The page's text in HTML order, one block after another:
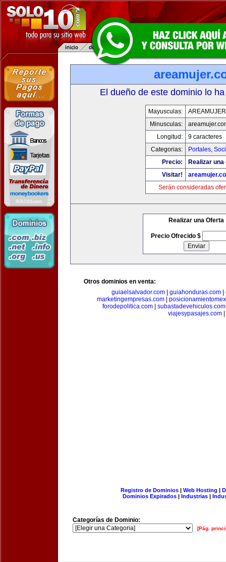
El dueño de este dominio lo
Mayusculas:
Minusculas:
Longitud:
9 caracteres
Categorias:
Portales,
Precio:
Realizar
Visitar!
Serán consideradas
Realizar una Oferta
Precio Ofrecido $
Otros dominios en venta:
guiaelsalvador.com| guiahonduras.com|
marketingempresas.com
forodepolitica.com| subastadevehiculos.com
viajesypasajes.com|
Registro de Dominios| Web Hosting |
Dominios Expirados | Industrias |
Categorías de Dominio:
[Pág.